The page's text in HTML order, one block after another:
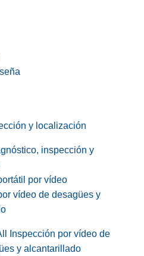
y localización
inspección y
por vídeo
vídeo de desagües y
Inspección por vídeo de
y alcantarillado